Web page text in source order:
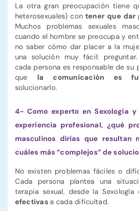
La otra gran preocupación tiene
heterosexuales) con tener que dar
Muchos problemas sexuales
cuando el hombre se preocupa y
no saber cómo dar placer a la
una solución muy fácil:
cada persona es responsable de su
que la comunicación es
solucionarlo.
4- Como experto en Sexología
experiencia profesional, ¿qué
masculinos dirías que resultan
cuáles más “complejos” de
No existen problemas fáciles o
Cada persona plantea una
terapia sexual, desde la Sexología
efectivasa cada dificultad.